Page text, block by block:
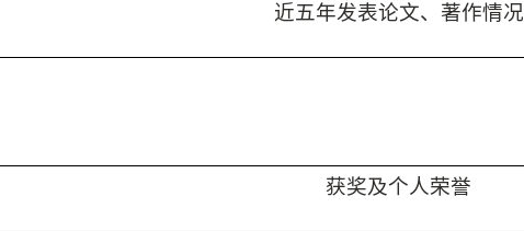
近五年发表论文、著作情况
获奖及个人荣誉